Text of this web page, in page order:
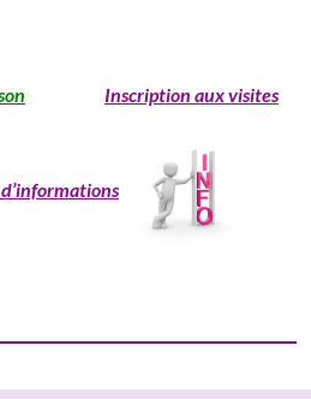
Inscription aux visites